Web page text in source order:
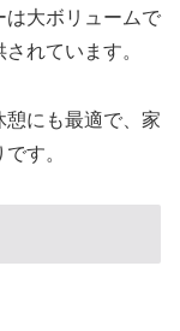
は大ボリュームで
されています。
憩にも最適で、家
す。